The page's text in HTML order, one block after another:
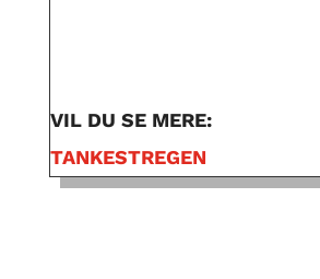
VIL DU SE MERE:
TANKESTREGEN